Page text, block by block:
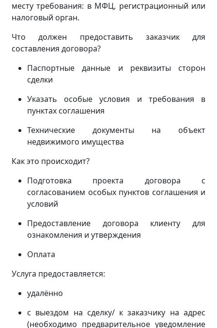
месту требования: в МФЦ, регистрационный или
налоговый орган.
Что должен предоставить заказчик для
составления договора?
Паспортные данные и реквизиты сторон
сделки
Указать особые условия и требования в
пунктах соглашения
Технические документы на объект
недвижимого имущества
Как это происходит?
Подготовка проекта договора с
согласованием особых пунктов соглашения и
условий
Предоставление договора клиенту для
ознакомления и утверждения
Оплата
Услуга предоставляется:
удалённо
с выездом на сделку/ к заказчику на адрес
(необходимо предварительное уведомление